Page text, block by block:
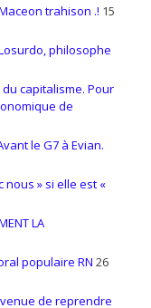
trahison .! 15
philosophe
capitalisme. Pour
de
le G7 à Evian.
nous » si elle est «
LA
populaire RN 26
de reprendre